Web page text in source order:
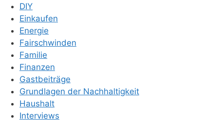
DIY
Einkaufen
Energie
Fairschwinden
Familie
Finanzen
Gastbeiträge
Grundlagen der Nachhaltigkeit
Haushalt
Interviews